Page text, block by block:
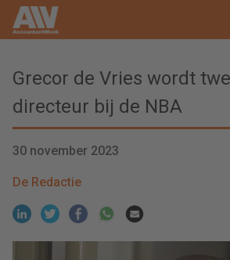
Grecor de Vries wordt
directeur bij de NBA
30 november 2023
De Redactie